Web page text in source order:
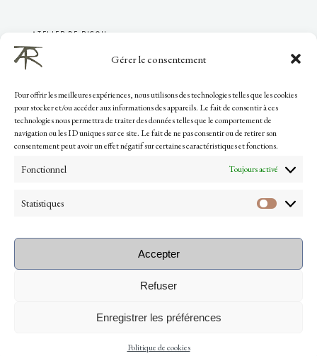
Gérer le consentement
Pour offrir les meilleures expériences, nous utilisons des technologies telles que les cookies
pour stocker et/ou accéder aux informations des appareils. Le fait de consentir à ces
technologies nous permettra de traiter des données telles que le comportement de
navigation ou les ID uniques sur ce site. Le fait de ne pas consentir ou de retirer son
consentement peut avoir un effet négatif sur certaines caractéristiques et fonctions.
Fonctionnel Toujours activé
Statistiques
Accepter
Refuser
Enregistrer les préférences
Politique de cookies
ATELIER DE RICOU
92400 Courbevoie, France
T. 33 1 46 91 07 55